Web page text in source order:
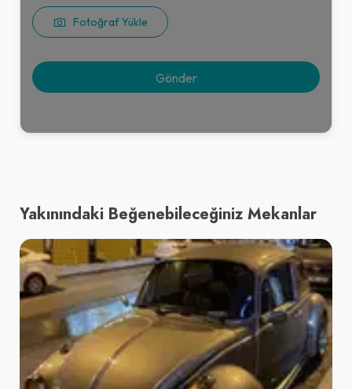
Fotoğraf Yükle
Yakınındaki Beğenebileceğiniz Mekanlar